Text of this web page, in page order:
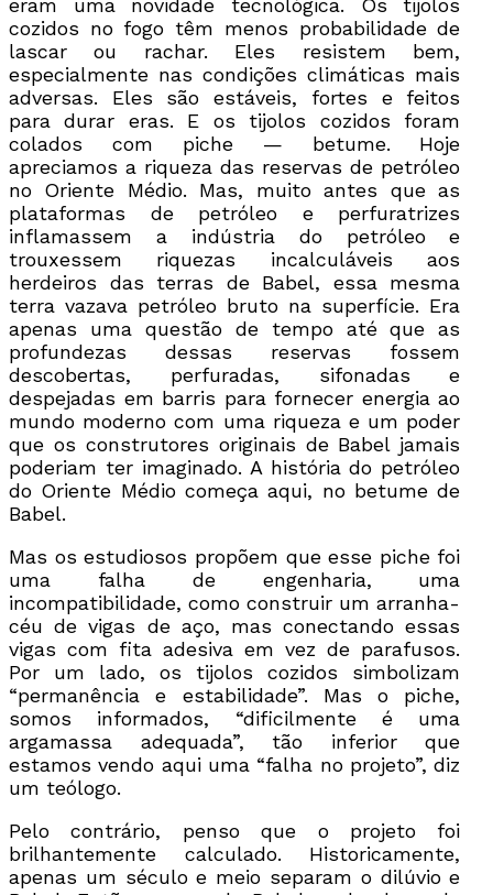
eram uma novidade tecnológica. Os tijolos
cozidos no fogo têm menos probabilidade de
lascar ou rachar. Eles resistem bem,
especialmente nas condições climáticas mais
adversas. Eles são estáveis, fortes e feitos
para durar eras. E os tijolos cozidos foram
colados com piche — betume. Hoje
apreciamos a riqueza das reservas de petróleo
no Oriente Médio. Mas, muito antes que as
plataformas de petróleo e perfuratrizes
inflamassem a indústria do petróleo e
trouxessem riquezas incalculáveis aos
herdeiros das terras de Babel, essa mesma
terra vazava petróleo bruto na superfície. Era
apenas uma questão de tempo até que as
profundezas dessas reservas fossem
descobertas, perfuradas, sifonadas e
despejadas em barris para fornecer energia ao
mundo moderno com uma riqueza e um poder
que os construtores originais de Babel jamais
poderiam ter imaginado. A história do petróleo
do Oriente Médio começa aqui, no betume de
Babel.
Mas os estudiosos propõem que esse piche foi
uma falha de engenharia, uma
incompatibilidade, como construir um arranha-
céu de vigas de aço, mas conectando essas
vigas com fita adesiva em vez de parafusos.
Por um lado, os tijolos cozidos simbolizam
“permanência e estabilidade”. Mas o piche,
somos informados, “dificilmente é uma
argamassa adequada”, tão inferior que
estamos vendo aqui uma “falha no projeto”, diz
um teólogo.
Pelo contrário, penso que o projeto foi
brilhantemente calculado. Historicamente,
apenas um século e meio separam o dilúvio e